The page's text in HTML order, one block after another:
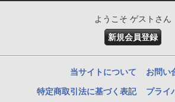
ようこそ ゲストさん
新規会員登録
当サイトについて お問い
特定商取引法に基づく表記 プライ